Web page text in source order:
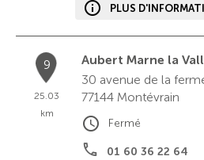
PLUS
9
25.03
km
Aubert Marne la
30 avenue de la
77144 Montévrain
01 60 36 22 64
Fermé